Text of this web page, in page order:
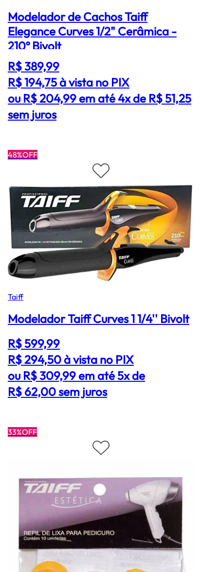
Modelador de Cachos Taiff
Elegance Curves 1/2" Cerâmica -
210º Bivolt
R$ 389,99
R$ 194,75à vista no PIX
ou R$ 204,99 em até 4x de R$ 51,25
sem juros
48%OFF
Taiff
Modelador Taiff Curves 1 1/4'' Bivolt
R$ 599,99
R$ 294,50à vista no PIX
ou R$ 309,99 em até 5x de
R$ 62,00 sem juros
33%OFF